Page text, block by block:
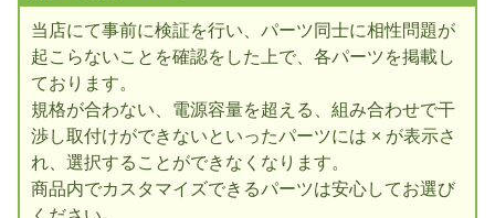
当店にて事前に検証を行い、パーツ同士に相性問題が
起こらないことを確認をした上で、各パーツを掲載し
ております。
規格が合わない、電源容量を超える、組み合わせで干
渉し取付けができないといったパーツには × が表示さ
れ、選択することができなくなります。
商品内でカスタマイズできるパーツは安心してお選び